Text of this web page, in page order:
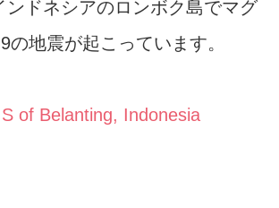
ンドネシアのロンボク島でマグ
の地震が起こっています。
of Belanting, Indonesia